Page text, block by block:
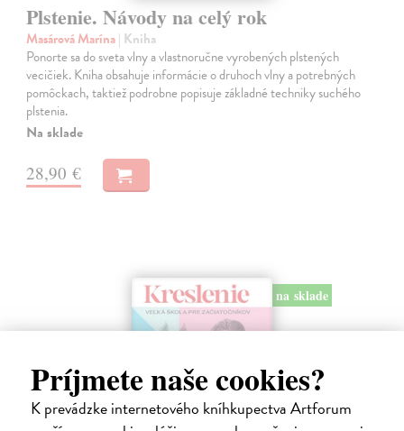
Príjmete naše cookies?
K prevádzke internetového kníhkupectva Artforum
Plstenie. Návody na celý rok
Masárová Marína| Kniha
Ponorte sa do sveta vlny a vlastnoručne vyrobených plstených
vecičiek. Kniha obsahuje informácie o druhoch vlny a potrebných
pomôckach, taktiež podrobne popisuje základné techniky suchého
plstenia.
Na sklade
28,90 €
na sklade